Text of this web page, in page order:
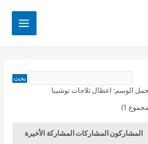
Main
الوسم: اعطال ثلاجات توشيبا
المشاركون المشاركاتالمشاركة الأخيرة